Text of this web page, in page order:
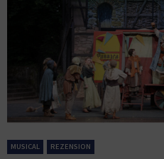
MUSICAL REZENSION